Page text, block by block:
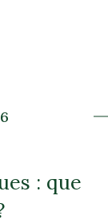
: que